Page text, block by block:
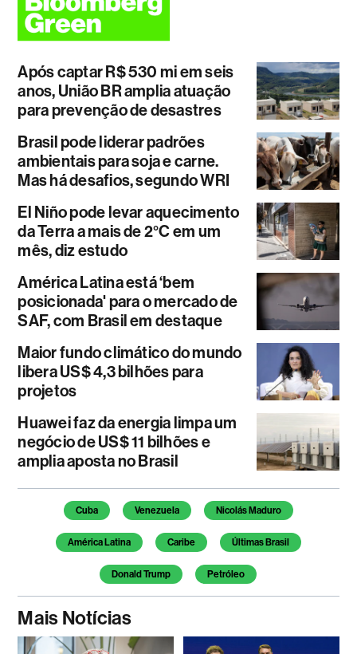
Após captar R$ 530 mi em seis
anos, União BR amplia atuação
para prevenção de desastres
Brasil pode liderar padrões
ambientais para soja e carne.
Mas há desafios, segundo WRI
El Niño pode levar aquecimento
da Terra a mais de 2°C em um
mês, diz estudo
América Latina está ‘bem
posicionada' para o mercado de
SAF, com Brasil em destaque
Maior fundo climático do mundo
libera US$ 4,3 bilhões para
projetos
Huawei faz da energia limpa um
negócio de US$ 11 bilhões e
amplia aposta no Brasil
Temas deste artigo
Cuba Venezuela Nicolás Maduro
América Latina Caribe Últimas Brasil
Donald Trump Petróleo
Mais Notícias